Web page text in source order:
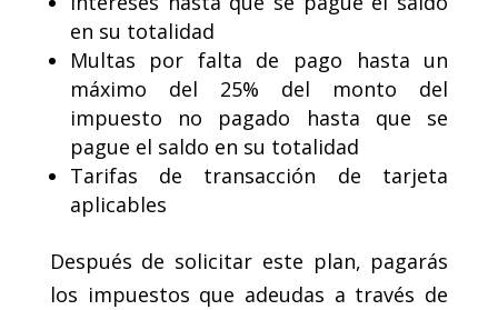
en su totalidad
Multas por falta de pago hasta un
máximo del 25% del monto del
impuesto no pagado hasta que se
pague el saldo en su totalidad
Tarifas de transacción de tarjeta
aplicables
Después de solicitar este plan, pagarás
los impuestos que adeudas a través de